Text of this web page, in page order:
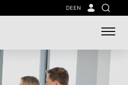
DEEN
Suche